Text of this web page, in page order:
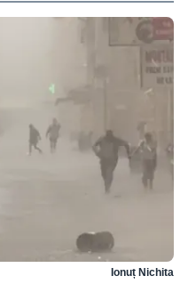
Ionuț Nichita